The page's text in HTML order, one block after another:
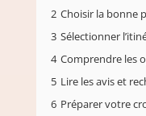
2 Choisir la bonne
3 Sélectionner
4 Comprendre les
5 Lire les avis et
6 Préparer votre